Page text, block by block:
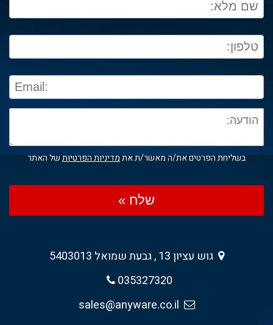
בשליחת הפרטים את/ה מאשר/ת אתמדיניות הפרטיותשל האתר
שלח »
גוש עציון 13 , גבעת שמואל 5403013
035327320